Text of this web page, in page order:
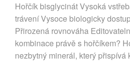
Hořčík bisglycinát Vysoká
trávení Vysoce biologicky
Přirozená rovnováha
kombinace právě s hořčíkem?
nezbytný minerál, který přispívá